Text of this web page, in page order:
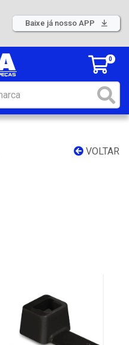
Baixe já nosso APP
0
VOLTAR